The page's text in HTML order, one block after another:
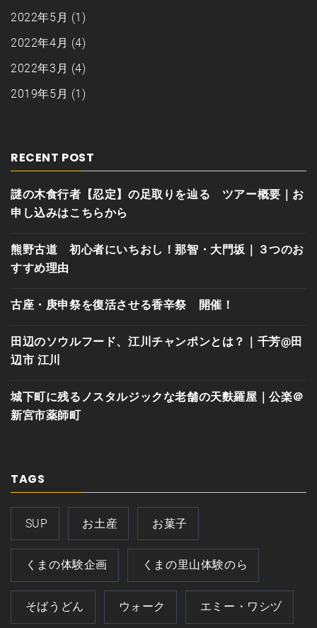
2022年5月 (1)
2022年4月 (4)
2022年3月 (4)
2019年5月 (1)
RECENT POST
謎の木食行者【忍定】の足取りを辿る ツアー概要｜お
申し込みはこちらから
熊野古道 初心者にいちおし！那智・大門坂｜３つのお
すすめ理由
古座・庚申祭を復活させる香辛祭 開催！
田辺のソウルフード、江川チャンポンとは？｜千芳@田
辺市 江川
城下町に残るノスタルジックな老舗の天麩羅屋｜公楽＠
新宮市薬師町
TAGS
SUP お土産 お菓子
くまの体験企画 くまの里山体験のら
そばうどん ウォーク エミー・ワシヅ